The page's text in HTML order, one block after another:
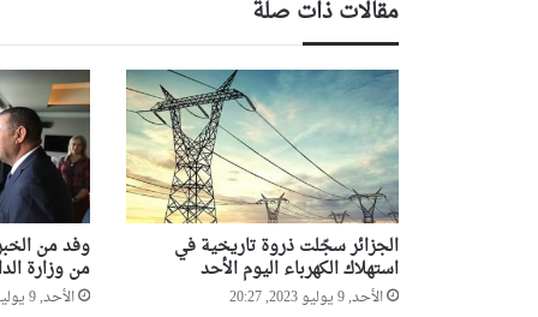
ه
ا
م
ب
ع
د
ع
و
د
ة
ا
مقالات ذات صلة
الجزائر سجّلت ذروة تاريخية في
استهلاك الكهرباء اليوم الأحد
الأحد, 9 يوليو 2023, 20:27
وفد من
من وزارة
الأحد, 9 يوليو 2023, 20:25